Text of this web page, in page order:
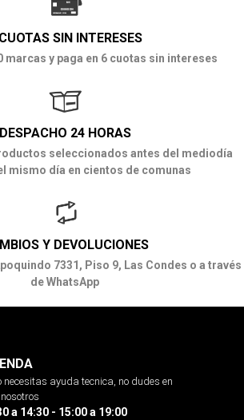
SIN INTERESES
marcas y paga en 6 cuotas sin intereses
DESPACHO 24 HORAS
seleccionados antes del mediodía
mismo día en cientos de comunas
Y DEVOLUCIONES
7331, Piso 9, Las Condes o a través
de WhatsApp
necesitas ayuda tecnica, no dudes en
a 14:30 - 15:00 a 19:00